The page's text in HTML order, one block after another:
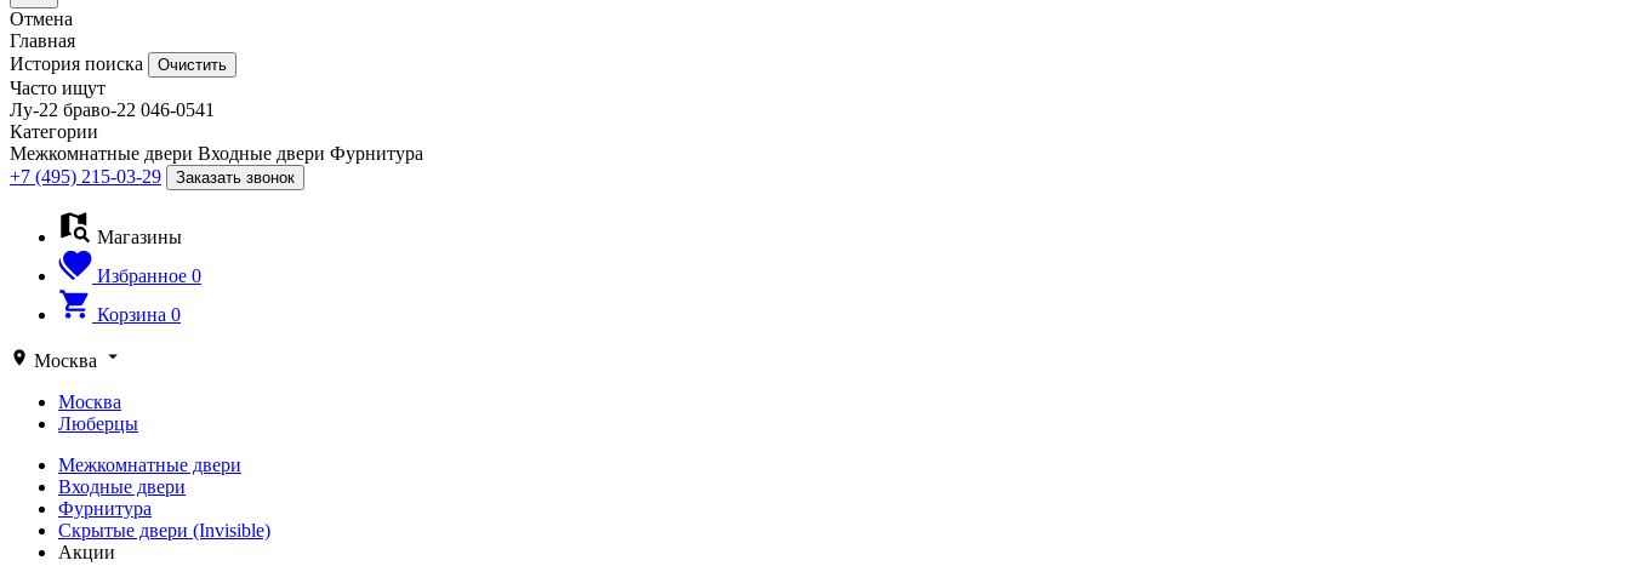
Отмена
Главная
История поиска
Очистить
Часто ищут
Лу-22 браво-22 046-0541
Категории
Межкомнатные двери Входные двери Фурнитура
+7 (495) 215-03-29
Заказать звонок
Магазины
Избранное 0
Корзина 0
Москва
Москва
Люберцы
Межкомнатные двери
Входные двери
Фурнитура
Скрытые двери (Invisible)
Акции